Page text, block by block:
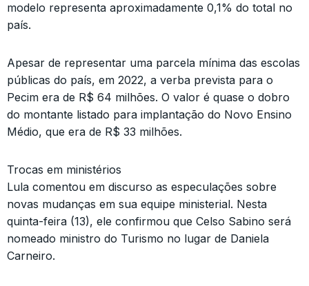
modelo representa aproximadamente 0,1% do total no
país.
Apesar de representar uma parcela mínima das escolas
públicas do país, em 2022, a verba prevista para o
Pecim era de R$ 64 milhões. O valor é quase o dobro
do montante listado para implantação do Novo Ensino
Médio, que era de R$ 33 milhões.
Trocas em ministérios
Lula comentou em discurso as especulações sobre
novas mudanças em sua equipe ministerial. Nesta
quinta-feira (13), ele confirmou que Celso Sabino será
nomeado ministro do Turismo no lugar de Daniela
Carneiro.